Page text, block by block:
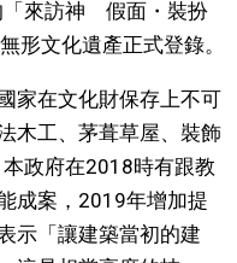
「來訪神 假面・裝扮
形文化遺產正式登錄。
家在文化財保存上不可
木工、茅葺草屋、裝飾
政府在2018時有跟教
成案，2019年增加提
示「讓建築當初的建